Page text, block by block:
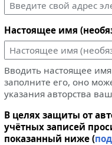
Настоящее имя
Вводить настоящее
заполните его, оно
указания авторства
В целях защиты от
учётных записей
показанный ниже (